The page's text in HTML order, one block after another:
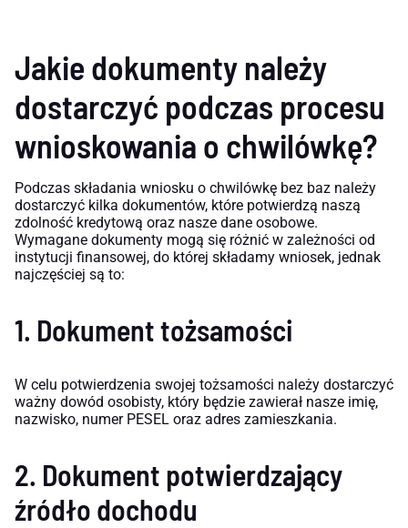
Jakie dokumenty należy
dostarczyć podczas procesu
wnioskowania o chwilówkę?
Podczas składania wniosku o chwilówkę bez baz należy
dostarczyć kilka dokumentów, które potwierdzą naszą
zdolność kredytową oraz nasze dane osobowe.
Wymagane dokumenty mogą się różnić w zależności od
instytucji finansowej, do której składamy wniosek, jednak
najczęściej są to:
1. Dokument tożsamości
W celu potwierdzenia swojej tożsamości należy dostarczyć
ważny dowód osobisty, który będzie zawierał nasze imię,
nazwisko, numer PESEL oraz adres zamieszkania.
2. Dokument potwierdzający
źródło dochodu